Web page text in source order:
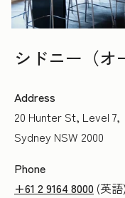
シドニー（オ
Address
20 Hunter St, Level 7,
Sydney NSW 2000
Phone
+61 2 9164 8000 (英語)